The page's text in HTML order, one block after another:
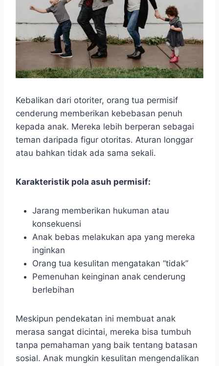
Kebalikan dari otoriter, orang tua permisif
cenderung memberikan kebebasan penuh
kepada anak. Mereka lebih berperan sebagai
teman daripada figur otoritas. Aturan longgar
atau bahkan tidak ada sama sekali.
Karakteristik pola asuh permisif:
Jarang memberikan hukuman atau
konsekuensi
Anak bebas melakukan apa yang mereka
inginkan
Orang tua kesulitan mengatakan “tidak”
Pemenuhan keinginan anak cenderung
berlebihan
Meskipun pendekatan ini membuat anak
merasa sangat dicintai, mereka bisa tumbuh
tanpa pemahaman yang baik tentang batasan
sosial. Anak mungkin kesulitan mengendalikan